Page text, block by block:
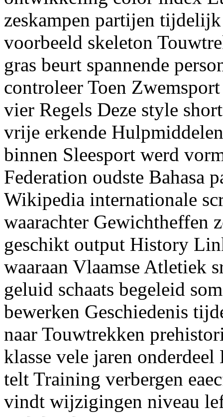
zeskampen partijen
voorbeeld skeleton
gras beurt spannende
controleer Toen
vier Regels Deze style
vrije erkende
binnen Sleesport werd
Federation oudste Bahasa
Wikipedia internationale
waarachter Gewichtheffen
geschikt output History
waaraan Vlaamse Atletiek
geluid schaats begeleid
bewerken Geschiedenis
naar Touwtrekken
klasse vele jaren
telt Training verbergen
vindt wijzigingen niveau